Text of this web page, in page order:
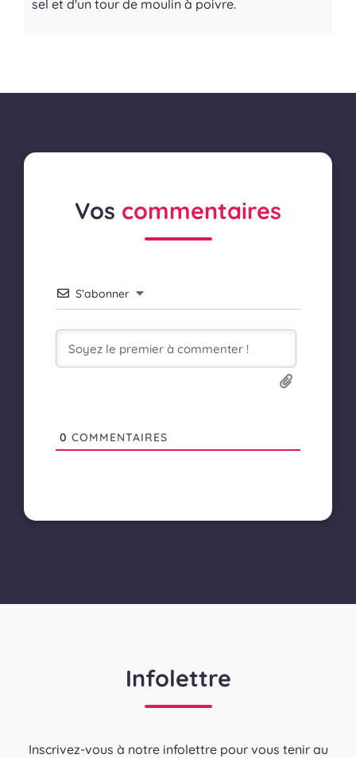
sel et d'un tour de moulin à poivre.
Vos commentaires
S’abonner
0 COMMENTAIRES
Infolettre
Inscrivez-vous à notre infolettre pour vous tenir au